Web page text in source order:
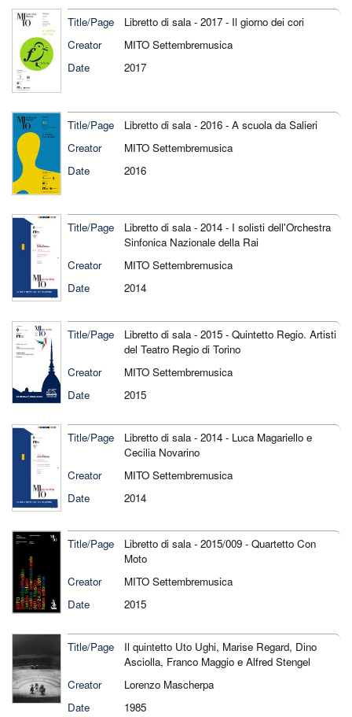
Title/Page
Libretto di sala - 2017 - Il giorno dei cori
Creator
MITO Settembremusica
Date
2017
Title/Page
Libretto di sala - 2016 - A scuola da Salieri
Creator
MITO Settembremusica
Date
2016
Title/Page
Libretto di sala - 2014 - I solisti dell'Orchestra
Sinfonica Nazionale della Rai
Creator
MITO Settembremusica
Date
2014
Title/Page
Libretto di sala - 2015 - Quintetto Regio. Artisti
del Teatro Regio di Torino
Creator
MITO Settembremusica
Date
2015
Title/Page
Libretto di sala - 2014 - Luca Magariello e
Cecilia Novarino
Creator
MITO Settembremusica
Date
2014
Title/Page
Libretto di sala - 2015/009 - Quartetto Con
Moto
Creator
MITO Settembremusica
Date
2015
Title/Page
Il quintetto Uto Ughi, Marise Regard, Dino
Asciolla, Franco Maggio e Alfred Stengel
Creator
Lorenzo Mascherpa
Date
1985